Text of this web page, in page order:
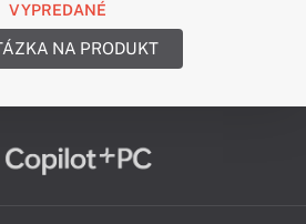
VYPREDANÉ
NA PRODUKT